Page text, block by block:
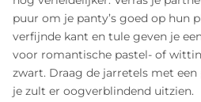
puur om je panty’s goed op hun
verfijnde kant en tule geven je
voor romantische pastel- of
zwart. Draag de jarretels met een
je zult er oogverblindend uitzien.